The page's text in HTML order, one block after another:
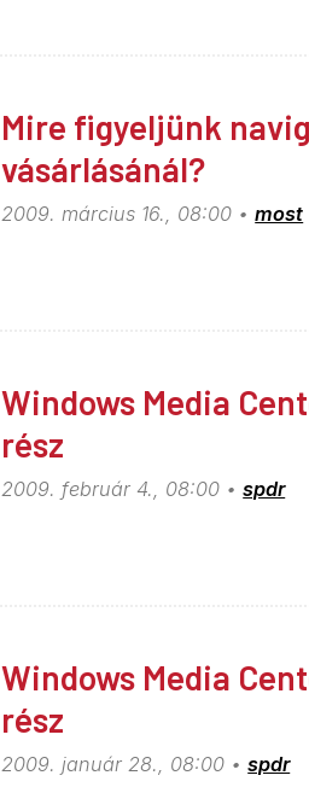
Mire figyeljünk
vásárlásánál?
2009. március 16., 08:00 most
Windows Media
rész
2009. február 4., 08:00 spdr
Windows Media
rész
2009. január 28., 08:00 spdr